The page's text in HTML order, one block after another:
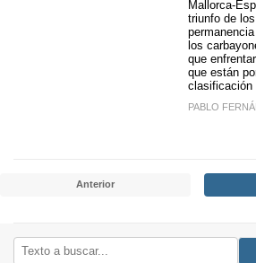
Mallorca-
triunfo de
los
que
que están
clasificación
PABLO
Anterior